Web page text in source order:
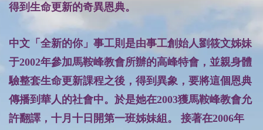
得到生命更新的奇異恩典。
中文「全新的你」事工則是由事工創始人劉筱文姊妹
于2002年參加馬鞍峰教會所辦的高峰特會，並親身體
驗整套生命更新課程之後，得到異象，要將這個恩典
傳播到華人的社會中。於是她在2003獲馬鞍峰教會允
許翻譯，十月十日開第一班姊妹組。 接著在2006年